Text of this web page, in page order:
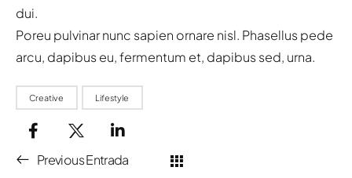
dui.
Poreu pulvinar nunc sapien ornare nisl. Phasellus pede
arcu, dapibus eu, fermentum et, dapibus sed, urna.
Creative Lifestyle
Previous Entrada